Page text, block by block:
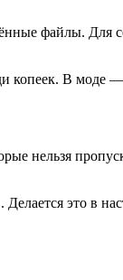
файлы. Для
копеек. В
нельзя
это в